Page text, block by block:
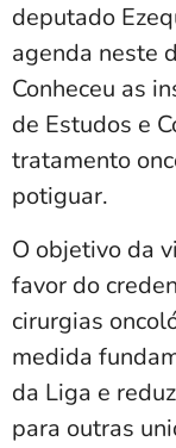
deputado
agenda neste
Conheceu as
de Estudos e
tratamento
potiguar.
O objetivo da
favor do
cirurgias
medida
da Liga e
para outras